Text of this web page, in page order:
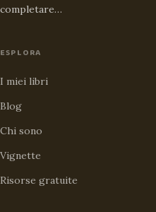
completare…
ESPLORA
I miei libri
Blog
Chi sono
Vignette
Risorse gratuite